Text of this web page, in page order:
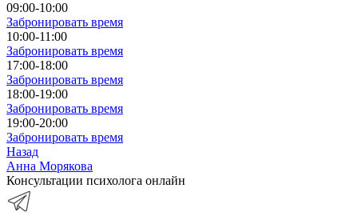
09:00-10:00
Забронировать время
10:00-11:00
Забронировать время
17:00-18:00
Забронировать время
18:00-19:00
Забронировать время
19:00-20:00
Забронировать время
Назад
Анна Морякова
Консультации психолога онлайн